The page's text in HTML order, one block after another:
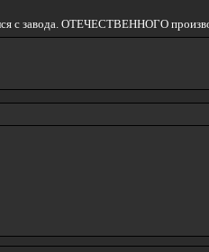
с завода. ОТЕЧЕСТВЕННОГО